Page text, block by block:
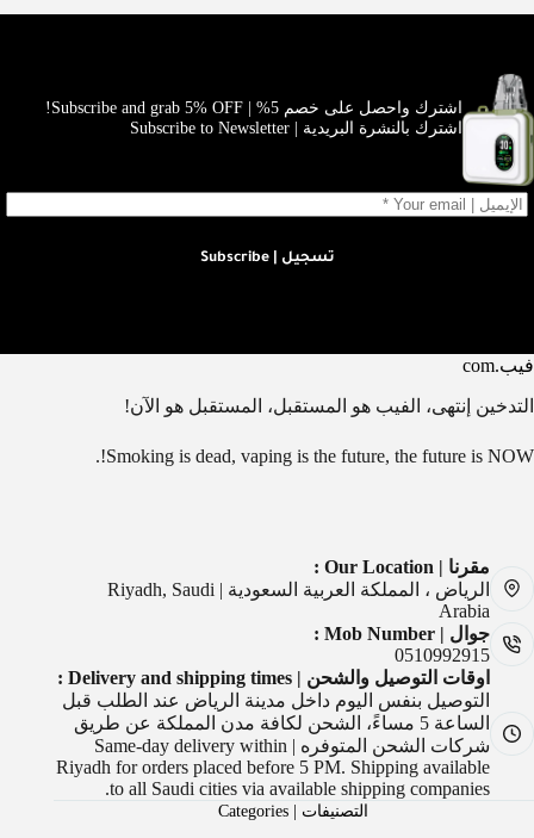
اشترك واحصل على خصم 5% | Subscribe and grab 5% OFF!
اشترك بالنشرة البريدية | Subscribe to Newsletter
تسجيل | Subscribe
فيب.com
التدخين إنتهى، الفيب هو المستقبل، المستقبل هو الآن!
Smoking is dead, vaping is the future, the future is NOW!.
مقرنا | Our Location :
الرياض ، المملكة العربية السعودية | Riyadh, Saudi
Arabia
جوال | Mob Number :
0510992915
اوقات التوصيل والشحن | Delivery and shipping times :
التوصيل بنفس اليوم داخل مدينة الرياض عند الطلب قبل
الساعة 5 مساءً، الشحن لكافة مدن المملكة عن طريق
شركات الشحن المتوفره | Same-day delivery within
Riyadh for orders placed before 5 PM. Shipping available
to all Saudi cities via available shipping companies.
التصنيفات | Categories